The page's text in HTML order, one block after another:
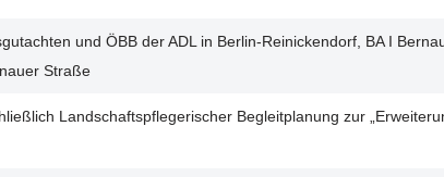
und ÖBB der ADL in Berlin-Reinickendorf, BA I
Straße
Landschaftspflegerischer Begleitplanung zur